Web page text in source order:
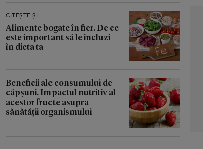
CITEȘTE ȘI
Alimente bogate în fier. De ce
este important să le incluzi
în dieta ta
Beneficii ale consumului de
căpșuni. Impactul nutritiv al
acestor fructe asupra
sănătății organismului